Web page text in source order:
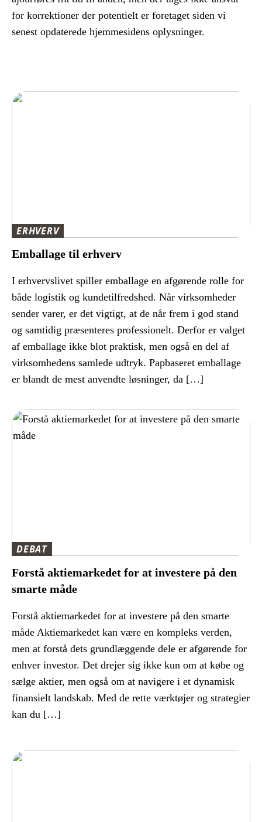
for korrektioner der potentielt er foretaget siden vi
senest opdaterede hjemmesidens oplysninger.
ERHVERV
Emballage til erhverv
I erhvervslivet spiller emballage en afgørende rolle for
både logistik og kundetilfredshed. Når virksomheder
sender varer, er det vigtigt, at de når frem i god stand
og samtidig præsenteres professionelt. Derfor er valget
af emballage ikke blot praktisk, men også en del af
virksomhedens samlede udtryk. Papbaseret emballage
er blandt de mest anvendte løsninger, da […]
DEBAT
Forstå aktiemarkedet for at investere på den
smarte måde
Forstå aktiemarkedet for at investere på den smarte
måde Aktiemarkedet kan være en kompleks verden,
men at forstå dets grundlæggende dele er afgørende for
enhver investor. Det drejer sig ikke kun om at købe og
sælge aktier, men også om at navigere i et dynamisk
finansielt landskab. Med de rette værktøjer og strategier
kan du […]